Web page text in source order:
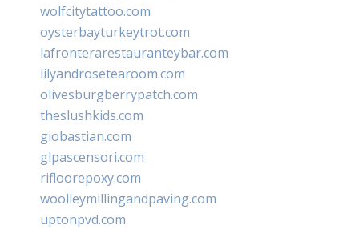
wolfcitytattoo.com
oysterbayturkeytrot.com
lafronterarestauranteybar.com
lilyandrosetearoom.com
olivesburgberrypatch.com
theslushkids.com
giobastian.com
glpascensori.com
rifloorepoxy.com
woolleymillingandpaving.com
uptonpvd.com